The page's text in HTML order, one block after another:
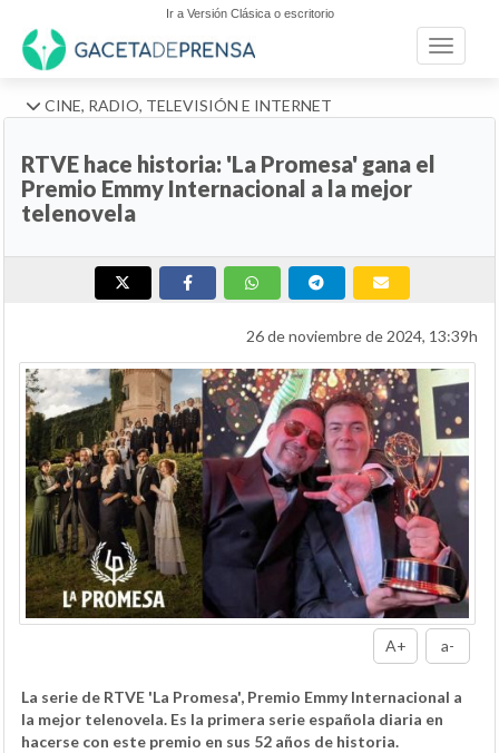
Ir a Versión Clásica o escritorio
Toggle
CINE, RADIO, TELEVISIÓN E INTERNET
RTVE hace historia: 'La Promesa' gana el
Premio Emmy Internacional a la mejor
telenovela
26 de noviembre de 2024, 13:39h
A+ a-
La serie de RTVE 'La Promesa', Premio Emmy Internacional a
la mejor telenovela. Es la primera serie española diaria en
hacerse con este premio en sus 52 años de historia.